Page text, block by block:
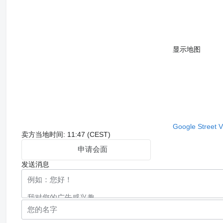
显示地图
Google Street
卖方当地时间: 11:47 (CEST)
申请会面
发送消息